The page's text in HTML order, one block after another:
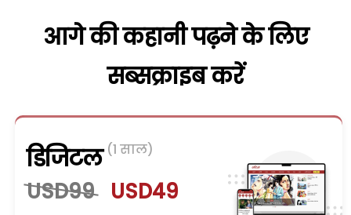
आगे की कहानी पढ़ने के लिए
सब्सक्राइब करें
डिजिटल (1 साल)
USD99 USD49